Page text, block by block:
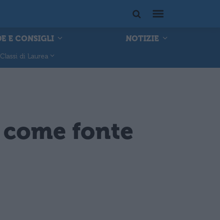
E CONSIGLI
NOTIZIE
Classi di Laurea
fonte